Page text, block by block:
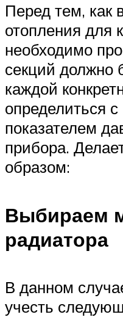
Перед тем, как
отопления для
необходимо
секций должно
каждой
определиться
показателем
прибора.
образом:
Выбираем
радиатора
В данном
учесть